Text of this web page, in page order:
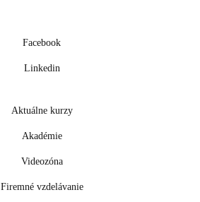
Facebook
Linkedin
Aktuálne kurzy
Akadémie
Videozóna
Firemné vzdelávanie